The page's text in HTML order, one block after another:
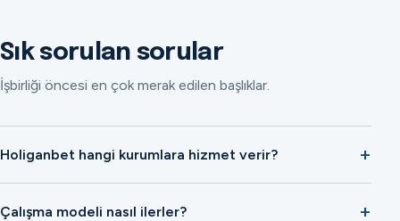
Sık sorulan sorular
İşbirliği öncesi en çok merak edilen başlıklar.
Holiganbet hangi kurumlara hizmet verir?
Çalışma modeli nasıl ilerler?